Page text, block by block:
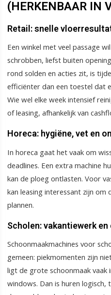
(HERKENBAAR IN
Retail: snelle
Een winkel met veel passage
schrobben, liefst buiten
rond solden en acties zit, is
efficiënter dan een toestel dat
Wie wel elke week intensief
of leasing, afhankelijk van
Horeca: hygiëne, vet en
In horeca gaat het vaak om
deadlines. Een extra machine
kan de ploeg ontlasten. Voor
kan leasing interessant zijn om
plannen.
Scholen: vakantiewerk
Schoonmaakmachines voor
gemeen: piekmomenten zijn
ligt de grote schoonmaak
windows. Dan is huren logisch,